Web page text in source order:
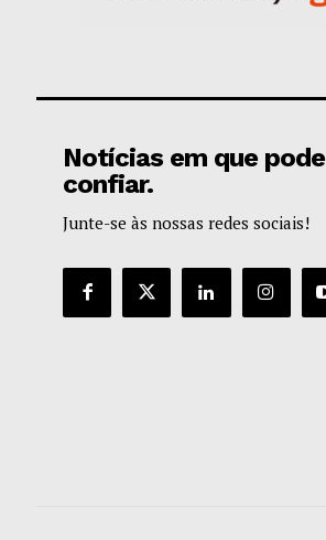
Notícias em que pode
confiar.
Junte-se às nossas redes sociais!